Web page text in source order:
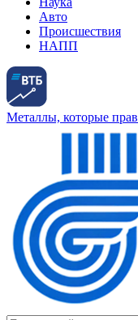
Авто
Происшествия
НАПП
Металлы, которые